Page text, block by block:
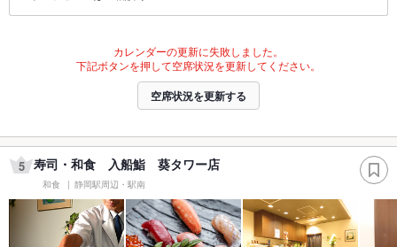
カレンダーの更新に失敗しました。
下記ボタンを押して空席状況を更新してください。
空席状況を更新する
5 寿司・和食 入船鮨 葵タワー店
和食 静岡駅周辺・駅南